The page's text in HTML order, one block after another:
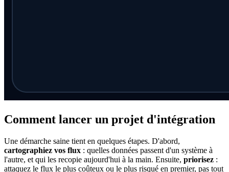
Comment lancer un projet d'intégration
Une démarche saine tient en quelques étapes. D'abord,
cartographiez vos flux : quelles données passent d'un système à
l'autre, et qui les recopie aujourd'hui à la main. Ensuite, priorisez :
attaquez le flux le plus coûteux ou le plus risqué en premier, pas tout